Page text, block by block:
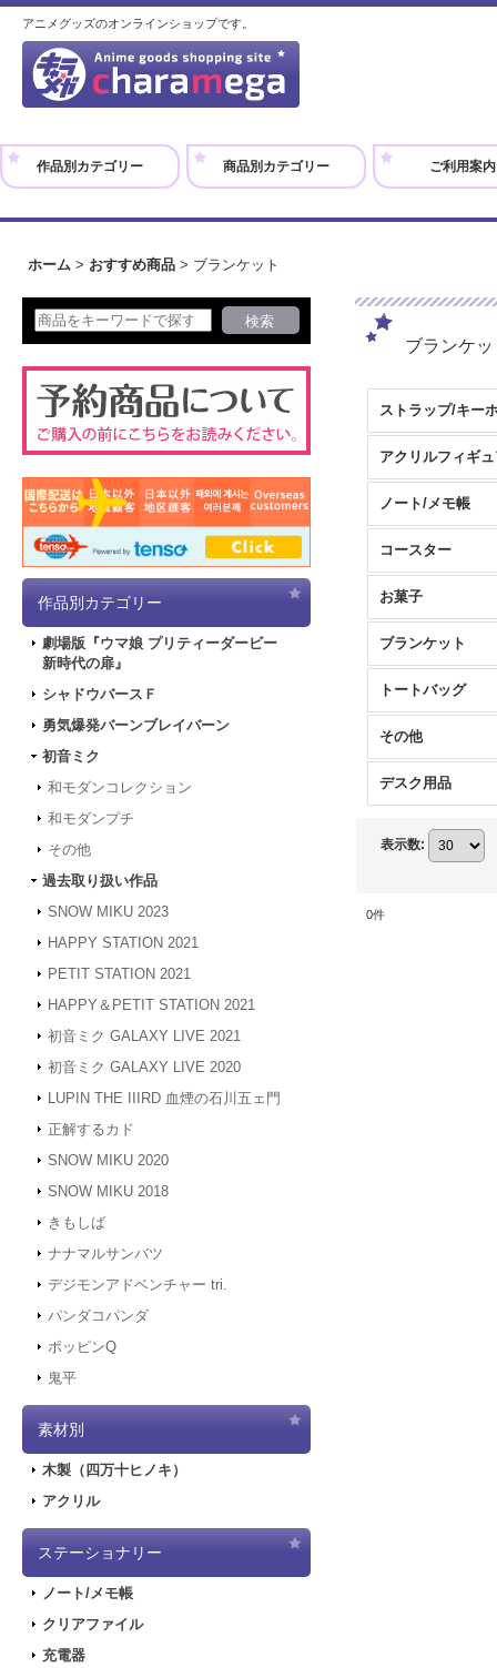
アニメグッズのオンラインショップです。
作品別カテゴリー 商品別カテゴリー ご利用案内
ホーム > おすすめ商品 > ブランケット
作品別カテゴリー
劇場版『ウマ娘 プリティーダービー
新時代の扉』
シャドウバースＦ
勇気爆発バーンブレイバーン
初音ミク
和モダンコレクション
和モダンプチ
その他
過去取り扱い作品
SNOW MIKU 2023
HAPPY STATION 2021
PETIT STATION 2021
HAPPY＆PETIT STATION 2021
初音ミク GALAXY LIVE 2021
初音ミク GALAXY LIVE 2020
LUPIN THE IIIRD 血煙の石川五ェ門
正解するカド
SNOW MIKU 2020
SNOW MIKU 2018
きもしば
ナナマルサンバツ
デジモンアドベンチャー tri.
パンダコパンダ
ポッピンQ
鬼平
素材別
木製（四万十ヒノキ）
アクリル
ステーショナリー
ノート/メモ帳
クリアファイル
充電器
ブランケ
ストラップ/キー
ノート/メモ帳
コースター
お菓子
ブランケット
トートバッグ
その他
デスク用品
表示数:
0件